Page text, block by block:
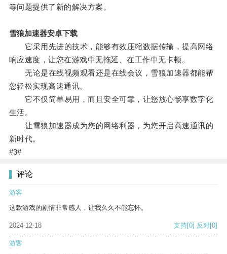
等问题提供了新的解决方案。
雪狼加速器安卓下载
它采用先进的技术，能够有效压缩数据传输，提高网络
响应速度，让您在游戏中无拖延、在工作中无卡顿。
无论是在线视频观看还是在线会议，雪狼加速器都能帮
您轻松实现高速通讯。
它不仅简单易用，而且安全可靠，让您放心畅享数字化
生活。
让雪狼加速器成为您的网络利器，为您开启高速通讯的
新时代。
#3#
评论
游客
这款游戏的剧情非常感人，让我久久不能忘怀。
2024-12-18 支持[0] 反对[0]
游客